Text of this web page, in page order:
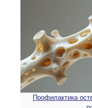
Профилактика